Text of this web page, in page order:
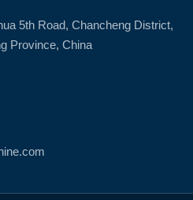
PLUS
5th Road, Chancheng District,
Province, China